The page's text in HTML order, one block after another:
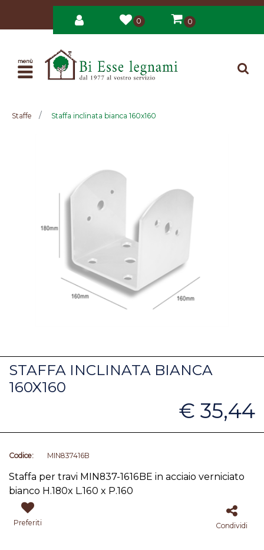
0 0
Open
Staffe Staffa inclinata bianca 160x160
STAFFA INCLINATA BIANCA
160X160
€ 35,44
Codice: MIN837416B
Staffa per travi MIN837-1616BE in acciaio verniciato
bianco H.180x L.160 x P.160
Preferiti Condividi